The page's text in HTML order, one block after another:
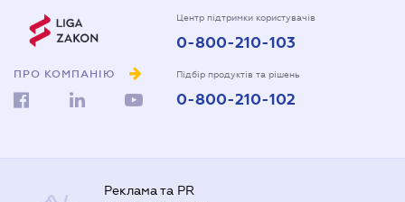
ПРО КОМПАНІЮ
Центр підтримки користувачів
0-800-210-103
Підбір продуктів та рішень
0-800-210-102
Реклама та PR